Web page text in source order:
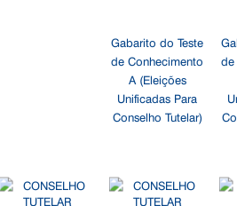
Gabarito do Teste
de Conhecimento
A (Eleições
Unificadas Para
Conselho Tutelar)
de